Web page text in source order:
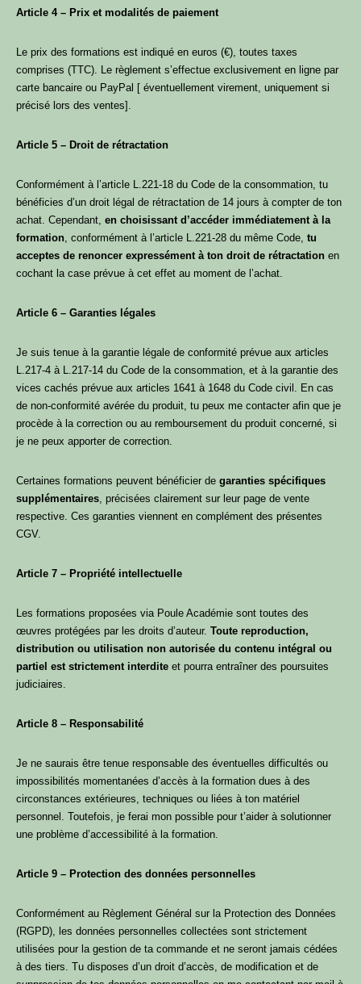
Article 4 – Prix et modalités de paiement
Le prix des formations est indiqué en euros (€), toutes taxes
comprises (TTC). Le règlement s’effectue exclusivement en ligne par
carte bancaire ou PayPal [ éventuellement virement, uniquement si
précisé lors des ventes].
Article 5 – Droit de rétractation
Conformément à l’article L.221-18 du Code de la consommation, tu
bénéficies d’un droit légal de rétractation de 14 jours à compter de ton
achat. Cependant, en choisissant d’accéder immédiatement à la
formation , conformément à l’article L.221-28 du même Code, tu
acceptes de renoncer expressément à ton droit de rétractation en
cochant la case prévue à cet effet au moment de l’achat.
Article 6 – Garanties légales
Je suis tenue à la garantie légale de conformité prévue aux articles
L.217-4 à L.217-14 du Code de la consommation, et à la garantie des
vices cachés prévue aux articles 1641 à 1648 du Code civil. En cas
de non-conformité avérée du produit, tu peux me contacter afin que je
procède à la correction ou au remboursement du produit concerné, si
je ne peux apporter de correction.
Certaines formations peuvent bénéficier de garanties spécifiques
supplémentaires , précisées clairement sur leur page de vente
respective. Ces garanties viennent en complément des présentes
CGV.
Article 7 – Propriété intellectuelle
Les formations proposées via Poule Académie sont toutes des
œuvres protégées par les droits d’auteur. Toute reproduction,
distribution ou utilisation non autorisée du contenu intégral ou
partiel est strictement interdite et pourra entraîner des poursuites
judiciaires.
Article 8 – Responsabilité
Je ne saurais être tenue responsable des éventuelles difficultés ou
impossibilités momentanées d’accès à la formation dues à des
circonstances extérieures, techniques ou liées à ton matériel
personnel. Toutefois, je ferai mon possible pour t’aider à solutionner
une problème d’accessibilité à la formation.
Article 9 – Protection des données personnelles
Conformément au Règlement Général sur la Protection des Données
(RGPD), les données personnelles collectées sont strictement
utilisées pour la gestion de ta commande et ne seront jamais cédées
à des tiers. Tu disposes d’un droit d’accès, de modification et de